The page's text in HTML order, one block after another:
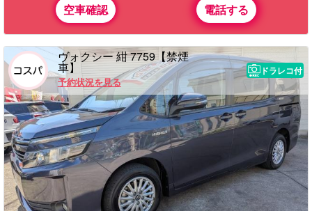
空車確認 電話する
ヴォクシー 紺 7759【禁煙
車】
予約状況を見る
ドラレコ付